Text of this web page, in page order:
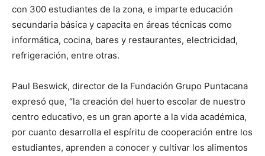
con 300 estudiantes de la zona, e imparte educación
secundaria básica y capacita en áreas técnicas como
informática, cocina, bares y restaurantes, electricidad,
refrigeración, entre otras.
Paul Beswick, director de la Fundación Grupo Puntacana
expresó que, “la creación del huerto escolar de nuestro
centro educativo, es un gran aporte a la vida académica,
por cuanto desarrolla el espíritu de cooperación entre los
estudiantes, aprenden a conocer y cultivar los alimentos